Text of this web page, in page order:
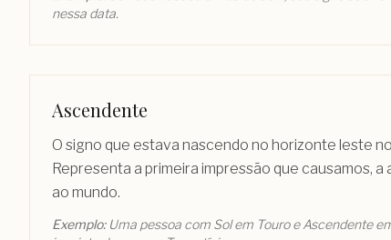
nessa data.
Ascendente
O signo que estava nascendo no horizonte leste
Representa a primeira impressão que causamos,
ao mundo.
Exemplo: Uma pessoa com Sol em Touro e Ascendente